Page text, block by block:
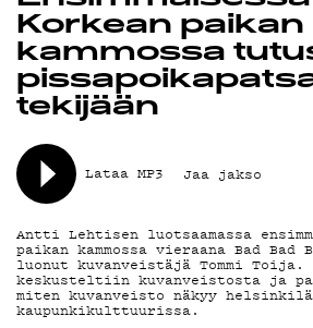
MAINOSTA
YHTEYSTIEDOT
G LIVELAB
YSTÄVÄKLUBI
TIETOSUOJA
KIRJAUDU SISÄÄN
Korkean paikan
kammossa
tekijään
Lataa MP3 Jaa jakso
Antti Lehtisen luotsaamassa
paikan kammossa vieraana Bad Bad
luonut kuvanveistäjä Tommi Toija.
keskusteltiin kuvanveistosta ja
miten kuvanveisto näkyy
kaupunkikulttuurissa.